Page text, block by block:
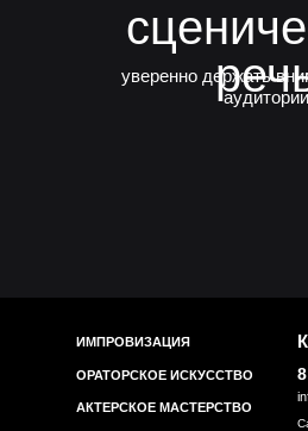
уверенно держать
аудитории
ОРАТОРСКОЕ ИСКУССТВО
АКТЕРСКОЕ МАСТЕРСТВО
ИМПРОВИЗАЦИЯ